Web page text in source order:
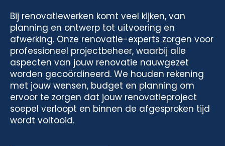
Bij renovatiewerken komt veel kijken, van
planning en ontwerp tot uitvoering en
afwerking. Onze renovatie-experts zorgen voor
professioneel projectbeheer, waarbij alle
aspecten van jouw renovatie nauwgezet
worden gecoördineerd. We houden rekening
met jouw wensen, budget en planning om
ervoor te zorgen dat jouw renovatieproject
soepel verloopt en binnen de afgesproken tijd
wordt voltooid.